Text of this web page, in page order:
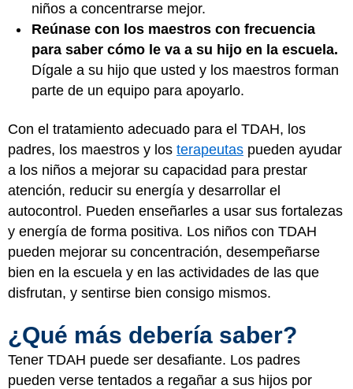
niños a concentrarse mejor.
Reúnase con los maestros con frecuencia
para saber cómo le va a su hijo en la escuela.
Dígale a su hijo que usted y los maestros forman
parte de un equipo para apoyarlo.
Con el tratamiento adecuado para el TDAH, los
padres, los maestros y los terapeutas pueden ayudar
a los niños a mejorar su capacidad para prestar
atención, reducir su energía y desarrollar el
autocontrol. Pueden enseñarles a usar sus fortalezas
y energía de forma positiva. Los niños con TDAH
pueden mejorar su concentración, desempeñarse
bien en la escuela y en las actividades de las que
disfrutan, y sentirse bien consigo mismos.
¿Qué más debería saber?
Tener TDAH puede ser desafiante. Los padres
pueden verse tentados a regañar a sus hijos por